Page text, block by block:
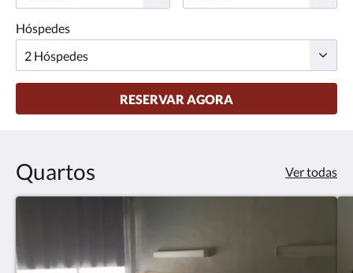
Hóspedes
RESERVAR AGORA
Quartos Ver todas